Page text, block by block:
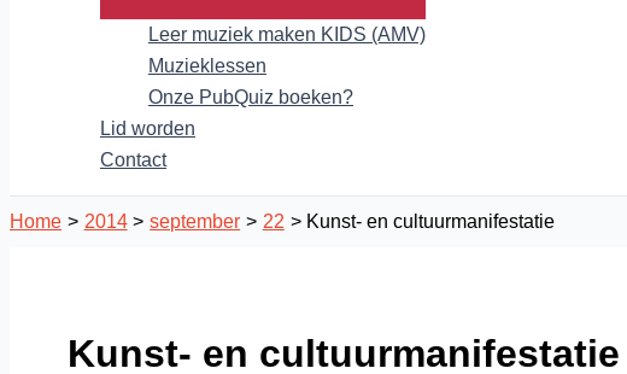
Leer muziek maken KIDS (AMV)
Muzieklessen
Onze PubQuiz boeken?
Lid worden
Contact
Home 2014 september 22 Kunst- en cultuurmanifestatie
Kunst- en cultuurmanifestatie